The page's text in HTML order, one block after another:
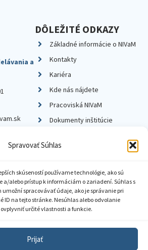
Spravovať Súhlas
skúseností používame technológie, ako sú
a/alebo prístup k informáciám o zariadení. Súhlas s
spracovávať údaje, ako je správanie pri
ID na tejto stránke. Nesúhlas alebo odvolanie
určité vlastnosti a funkcie.
Prijať
a
DÔLEŽITÉ ODKAZY
Základné informácie o NIVaM
Kontakty
Kariéra
Kde nás nájdete
Pracoviská NIVaM
Dokumenty inštitúcie
ochrany súkromia
Sprístupnenie informácií